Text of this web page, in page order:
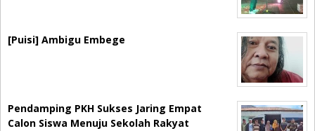
[Puisi] Ambigu Embege
Pendamping PKH Sukses Jaring Empat
Calon Siswa Menuju Sekolah Rakyat